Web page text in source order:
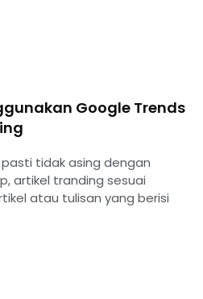
Google Trends
pasti tidak asing dengan
artikel tranding sesuai
atau tulisan yang berisi